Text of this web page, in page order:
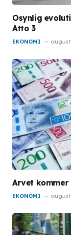
Osynlig
Atto 3
EKONOMI
Arvet kommer
EKONOMI